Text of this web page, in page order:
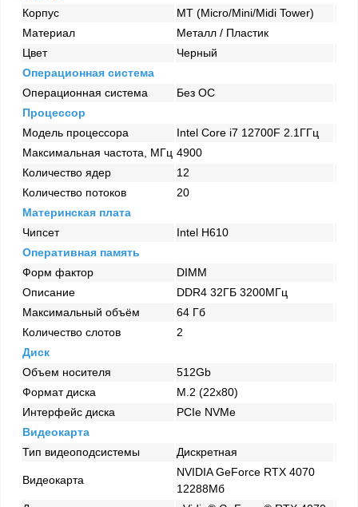
Корпус
MT (Micro/Mini/Midi Tower)
Материал
Металл / Пластик
Цвет
Черный
Операционная система
Операционная система
Без ОС
Процессор
Модель процессора
Intel Core i7 12700F 2.1ГГц
Максимальная частота, МГц 4900
Количество ядер
12
Количество потоков
20
Материнская плата
Чипсет
Intel H610
Оперативная память
Форм фактор
DIMM
Описание
DDR4 32ГБ 3200МГц
Максимальный объём
64 Гб
Количество слотов
2
Диск
Объем носителя
512Gb
Формат диска
M.2 (22x80)
Интерфейс диска
PCIe NVMe
Видеокарта
Тип видеоподсистемы
Дискретная
Видеокарта
NVIDIA GeForce RTX 4070
12288Мб